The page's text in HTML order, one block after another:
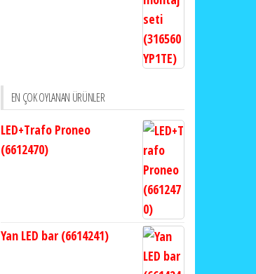
EN ÇOK OYLANAN ÜRÜNLER
LED+Trafo Proneo
(6612470)
Yan LED bar (6614241)